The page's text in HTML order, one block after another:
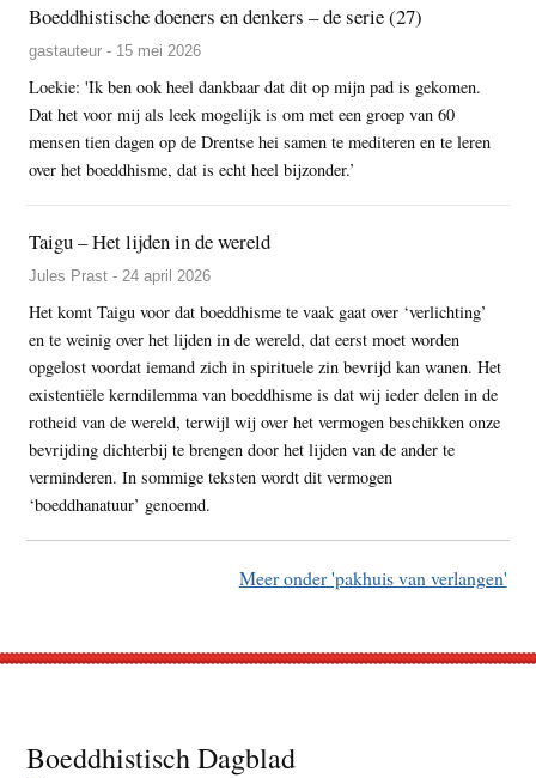
Boeddhistische doeners en denkers – de serie (27)
gastauteur - 15 mei 2026
Loekie: 'Ik ben ook heel dankbaar dat dit op mijn pad is gekomen.
Dat het voor mij als leek mogelijk is om met een groep van 60
mensen tien dagen op de Drentse hei samen te mediteren en te leren
over het boeddhisme, dat is echt heel bijzonder.’
Taigu – Het lijden in de wereld
Jules Prast - 24 april 2026
Het komt Taigu voor dat boeddhisme te vaak gaat over ‘verlichting’
en te weinig over het lijden in de wereld, dat eerst moet worden
opgelost voordat iemand zich in spirituele zin bevrijd kan wanen. Het
existentiële kerndilemma van boeddhisme is dat wij ieder delen in de
rotheid van de wereld, terwijl wij over het vermogen beschikken onze
bevrijding dichterbij te brengen door het lijden van de ander te
verminderen. In sommige teksten wordt dit vermogen
‘boeddhanatuur’ genoemd.
Meer onder 'pakhuis van verlangen'
Footer
Boeddhistisch Dagblad